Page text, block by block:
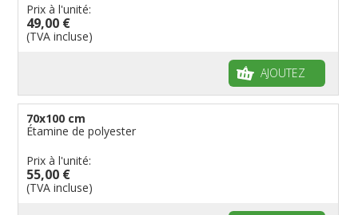
Prix à l'unité:
49,00 €
(TVA incluse)
AJOUTEZ
70x100 cm
Étamine de polyester
Prix à l'unité:
55,00 €
(TVA incluse)